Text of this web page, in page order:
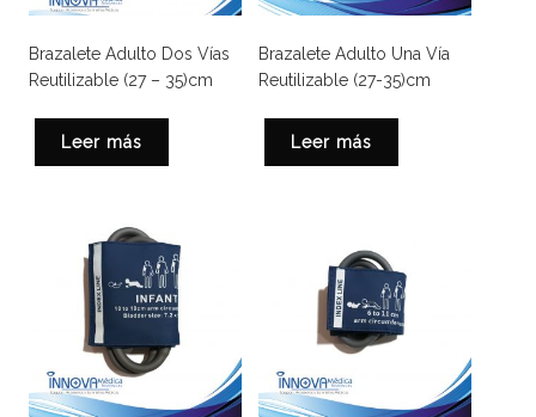
Brazalete Adulto Dos Vías
Reutilizable (27 – 35)cm
Leer más
Brazalete Adulto Una Vía
Reutilizable (27-35)cm
Leer más